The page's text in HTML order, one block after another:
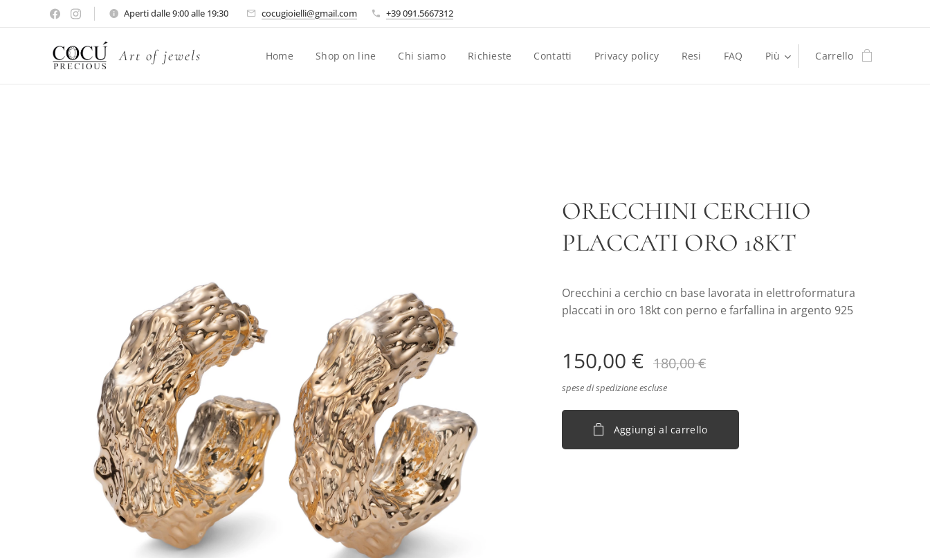
Aperti dalle 9:00 alle 19:30 cocugioielli@gmail.com +39 091.5667312
Art of jewels Home Shop on line Chi siamo Richieste Contatti Privacy policy Resi FAQ Più Carrello
ORECCHINI CERCHIO
PLACCATI ORO 18KT
Orecchini a cerchio cn base lavorata in elettroformatura
placcati in oro 18kt con perno e farfallina in argento 925
150,00 € 180,00€
spese di spedizione escluse
Aggiungi al carrello